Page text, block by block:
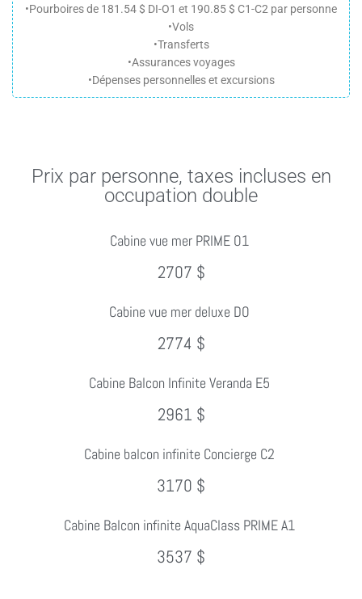
•Pourboires de 181.54 $ DI-O1 et 190.85 $ C1-C2 par personne
•Vols
•Transferts
•Assurances voyages
•Dépenses personnelles et excursions
Prix par personne, taxes incluses en
occupation double
Cabine vue mer PRIME O1
2707 $
Cabine vue mer deluxe DO
2774 $
Cabine Balcon Infinite Veranda E5
2961 $
Cabine balcon infinite Concierge C2
3170 $
Cabine Balcon infinite AquaClass PRIME A1
3537 $